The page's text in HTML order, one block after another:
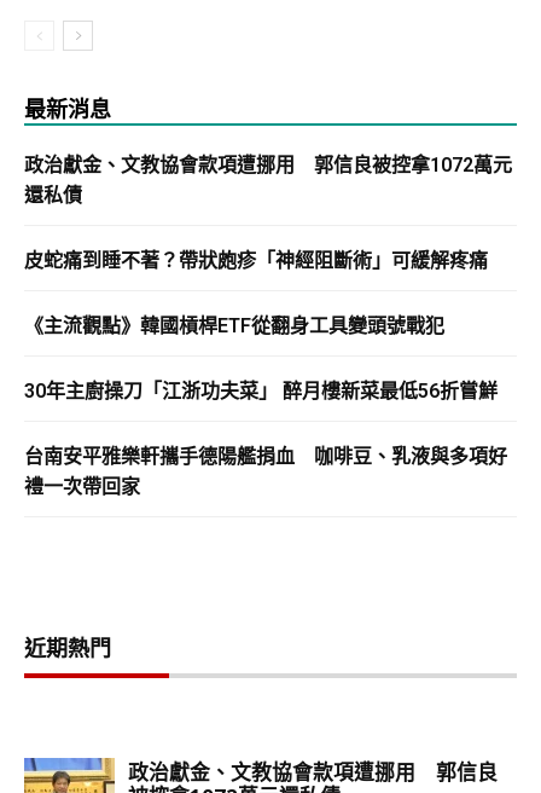
最新消息
政治獻金、文教協會款項遭挪用 郭信良被控拿1072萬元
還私債
皮蛇痛到睡不著？帶狀皰疹「神經阻斷術」可緩解疼痛
《主流觀點》韓國槓桿ETF從翻身工具變頭號戰犯
30年主廚操刀「江浙功夫菜」 醉月樓新菜最低56折嘗鮮
台南安平雅樂軒攜手德陽艦捐血 咖啡豆、乳液與多項好
禮一次帶回家
近期熱門